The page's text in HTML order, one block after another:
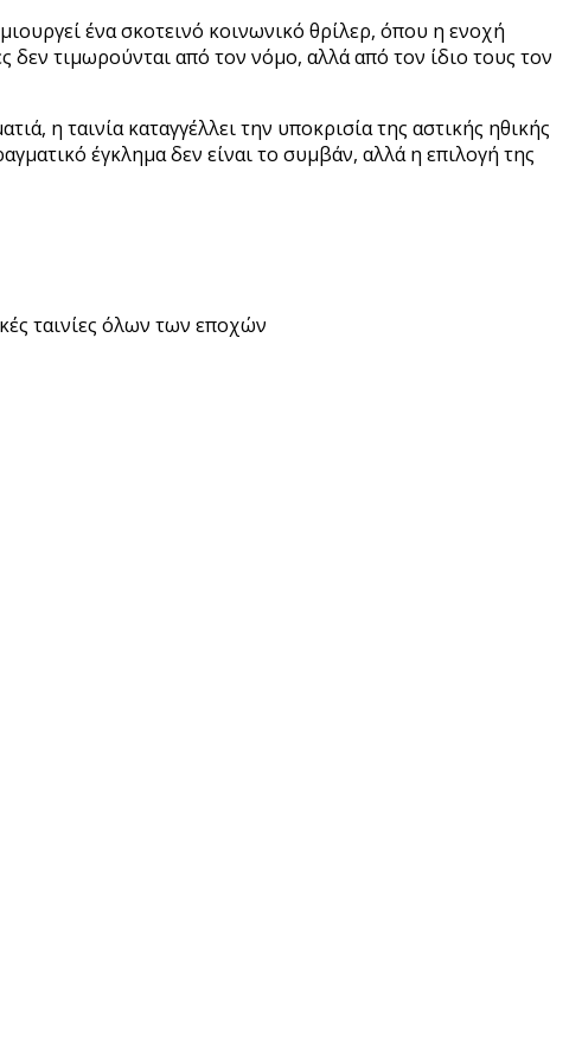
ένα σκοτεινό κοινωνικό θρίλερ, όπου η ενοχή
δεν τιμωρούνται από τον νόμο, αλλά από τον ίδιο τους τον
η ταινία καταγγέλλει την υποκρισία της αστικής ηθικής
έγκλημα δεν είναι το συμβάν, αλλά η επιλογή της
ταινίες όλων των εποχών